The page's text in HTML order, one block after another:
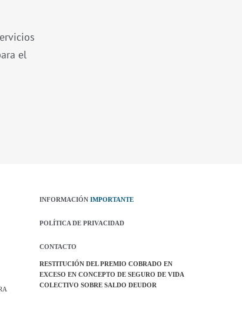
el
INFORMACIÓN IMPORTANTE
POLÍTICA DE PRIVACIDAD
CONTACTO
RESTITUCIÓN DEL PREMIO COBRADO EN
EXCESO EN CONCEPTO DE SEGURO DE VIDA
COLECTIVO SOBRE SALDO DEUDOR